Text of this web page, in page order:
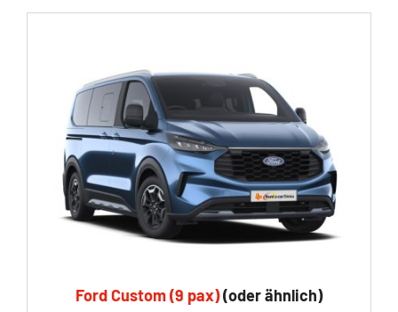
Ford Custom (9 pax)(oder ähnlich)